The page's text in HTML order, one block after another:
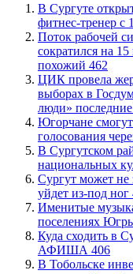
В Сургуте
фитнес-тренер с
Поток рабочей
сократился на
похожий 462
ЦИК провела
выборах в
люди» последние
Югорчане
голосования
В Сургутском
национальных
Сургут может не
уйдет из-под ног
Именитые
поселениях
​Куда сходить в
АФИША 406
В Тобольске